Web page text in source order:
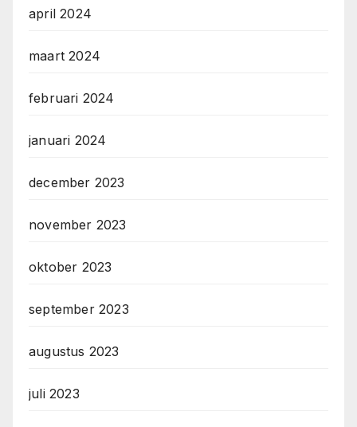
april 2024
maart 2024
februari 2024
januari 2024
december 2023
november 2023
oktober 2023
september 2023
augustus 2023
juli 2023